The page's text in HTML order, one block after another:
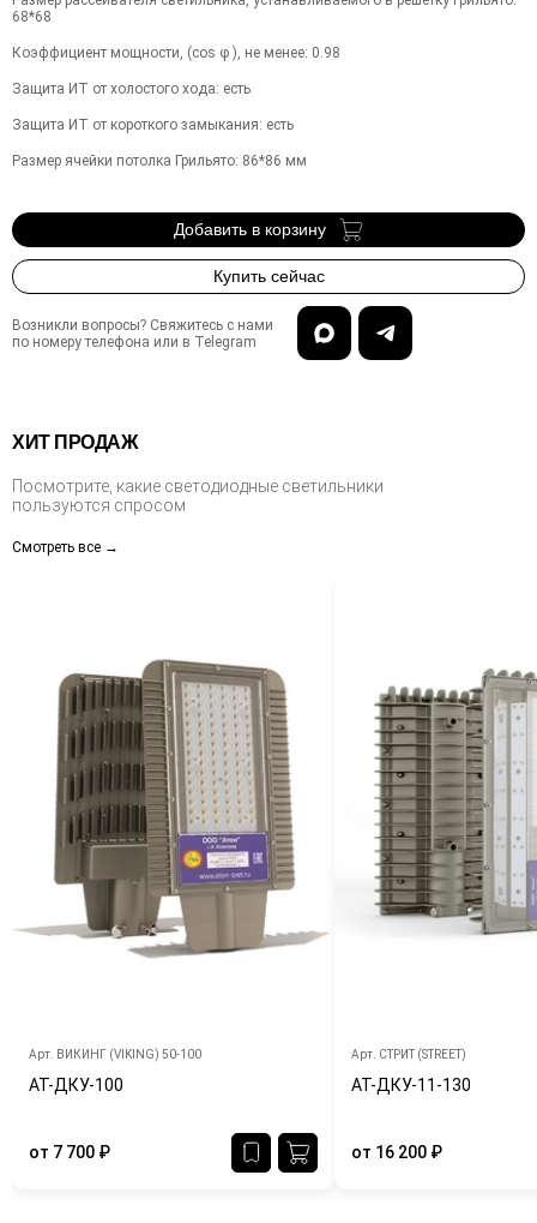
68*68
Коэффициент мощности, (cos φ ), не менее: 0.98
Защита ИТ от холостого хода: есть
Защита ИТ от короткого замыкания: есть
Размер ячейки потолка Грильято: 86*86 мм
Добавить в корзину
Купить сейчас
Возникли вопросы? Свяжитесь с нами
по номеру телефона или в Telegram
ХИТ ПРОДАЖ
Посмотрите, какие светодиодные светильники
пользуются спросом
Смотреть все →
Арт. ВИКИНГ (VIKING) 50-100
АТ-ДКУ-100
от 7 700 ₽
Арт. СТРИТ (STREET)
АТ-ДКУ-11-130
от 16 200 ₽